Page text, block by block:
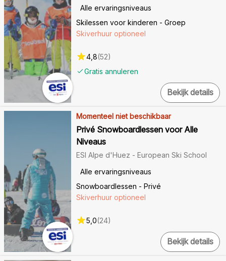
Skilessen voor kinderen - Groep
Alle ervaringsniveaus
Gratis annuleren
Skiverhuur optioneel
4,8(52)
Bekijk details
Momenteel niet beschikbaar
Privé Snowboardlessen voor Alle
Niveaus
ESI Alpe d'Huez - European Ski School
Snowboardlessen - Privé
Alle ervaringsniveaus
Skiverhuur optioneel
5,0(24)
Bekijk details